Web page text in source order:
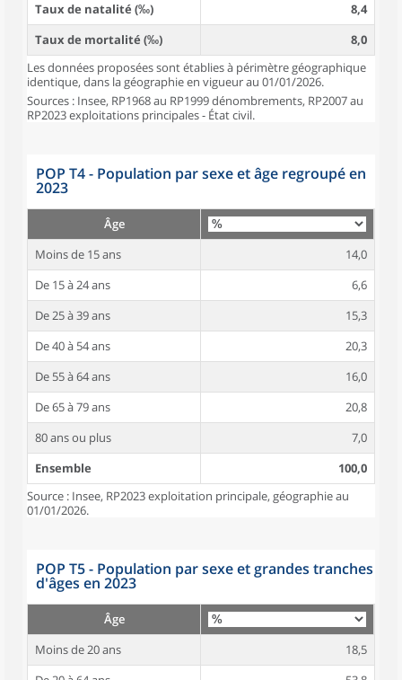
Taux de natalité (‰)
8,4
Taux de mortalité (‰)
8,0
Les données proposées sont établies à périmètre géographique
identique, dans la géographie en vigueur au 01/01/2026.
Sources : Insee, RP1968 au RP1999 dénombrements, RP2007 au
RP2023 exploitations principales - État civil.
POP T4 - Population par sexe et âge regroupé en
2023
Âge
Moins de 15 ans
14,0
De 15 à 24 ans
6,6
De 25 à 39 ans
15,3
De 40 à 54 ans
20,3
De 55 à 64 ans
16,0
De 65 à 79 ans
20,8
80 ans ou plus
7,0
Ensemble
100,0
Source : Insee, RP2023 exploitation principale, géographie au
01/01/2026.
POP T5 - Population par sexe et grandes tranches
d'âges en 2023
Âge
Moins de 20 ans
18,5